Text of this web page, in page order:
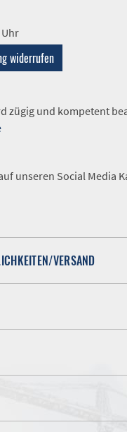
Uhr
widerrufen
zügig und kompetent
unseren Social Media
VERSAND